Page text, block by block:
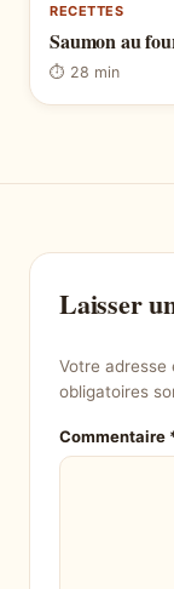
RECETTES
Saumon au
⏱ 28 min
Laisser
Votre adresse
obligatoires
Commentaire